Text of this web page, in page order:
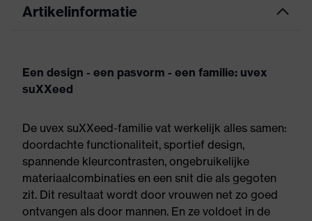
Artikelinformatie
Een design - een pasvorm - een familie: uvex
suXXeed
De uvex suXXeed-familie vat werkelijk alles samen:
doordachte functionaliteit, sportief design,
spannende kleurcontrasten, ongebruikelijke
materiaalcombinaties en een snit die als gegoten
zit. Dit resultaat wordt door vrouwen net zo goed
ontvangen als door mannen. En ze voldoet in de